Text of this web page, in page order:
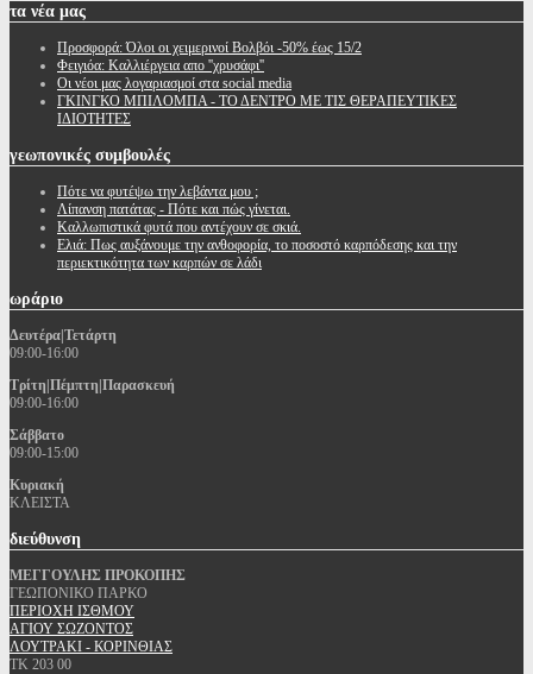
τα νέα μας
Προσφορά: Όλοι οι χειμερινοί Βολβόι -50% έως 15/2
Φειγιόα: Καλλιέργεια απο ''χρυσάφι''
Oι νέοι μας λογαριασμοί στα social media
ΓΚΙΝΓΚΟ ΜΠΙΛΟΜΠΑ - ΤΟ ΔΕΝΤΡΟ ΜΕ ΤΙΣ ΘΕΡΑΠΕΥΤΙΚΕΣ
ΙΔΙΟΤΗΤΕΣ
γεωπονικές συμβουλές
Πότε να φυτέψω την λεβάντα μου ;
Λίπανση πατάτας - Πότε και πώς γίνεται.
Καλλωπιστικά φυτά που αντέχουν σε σκιά.
Ελιά: Πως αυξάνουμε την ανθοφορία, το ποσοστό καρπόδεσης και την
περιεκτικότητα των καρπών σε λάδι
ωράριο
Δευτέρα|Τετάρτη
09:00-16:00
Τρίτη|Πέμπτη|Παρασκευή
09:00-16:00
Σάββατο
09:00-15:00
Κυριακή
ΚΛΕΙΣΤΑ
διεύθυνση
ΜΕΓΓΟΥΛΗΣ ΠΡΟΚΟΠΗΣ
ΓΕΩΠΟΝΙΚΟ ΠΑΡΚΟ
ΠΕΡΙΟΧΗ ΙΣΘΜΟΥ
ΑΓΙΟΥ ΣΩΖΟΝΤΟΣ
ΛΟΥΤΡΑΚΙ - ΚΟΡΙΝΘΙΑΣ
ΤΚ 203 00